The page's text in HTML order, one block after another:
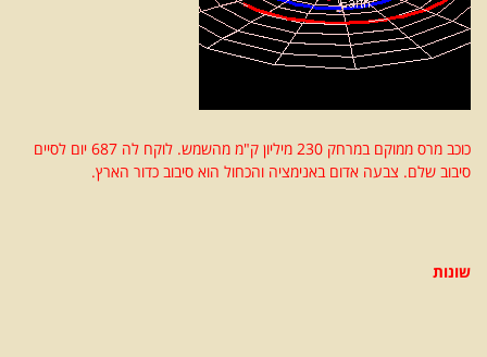
כוכב מרס ממוקם במרחק 230 מיליון ק"מ מהשמש. לוקח לה 687 יום לסיים
סיבוב שלם. צבעה אדום באנימציה והכחול הוא סיבוב כדור הארץ.
שונות